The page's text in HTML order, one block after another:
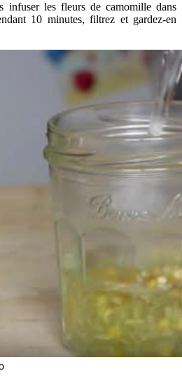
infuser les fleurs de camomille dans
10 minutes, filtrez et gardez-en